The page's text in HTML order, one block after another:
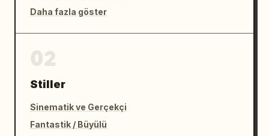
Daha fazla göster
Stiller
Sinematik ve Gerçekçi
Fantastik / Büyülü